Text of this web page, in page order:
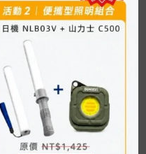
購物須知